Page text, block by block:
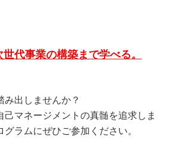
代事業の構築まで学べる。
出しませんか？
マネージメントの真髄を追求しま
ラムにぜひご参加ください。